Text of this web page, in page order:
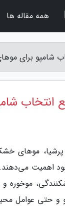
شامپو برای
انتخاب
پرشیا، موهای
اهمیت می‌دهند.
موخوره و
و حتی عوامل
همه مقاله ها